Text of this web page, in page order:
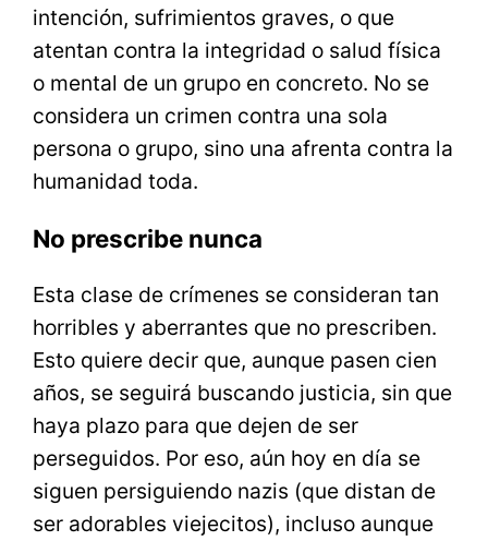
intención, sufrimientos graves, o que
atentan contra la integridad o salud física
o mental de un grupo en concreto. No se
considera un crimen contra una sola
persona o grupo, sino una afrenta contra la
humanidad toda.
No prescribe nunca
Esta clase de crímenes se consideran tan
horribles y aberrantes que no prescriben.
Esto quiere decir que, aunque pasen cien
años, se seguirá buscando justicia, sin que
haya plazo para que dejen de ser
perseguidos. Por eso, aún hoy en día se
siguen persiguiendo nazis (que distan de
ser adorables viejecitos), incluso aunque